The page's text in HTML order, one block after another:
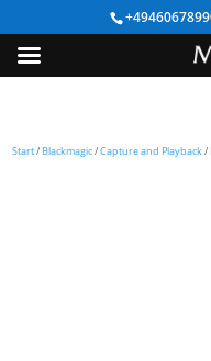
Start/ Blackmagic/Capture and Playback/